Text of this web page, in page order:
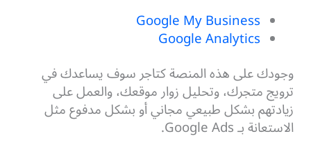
Google My Business
Google Analytics
وجودك على هذه المنصة كتاجر سوف يساعدك في
ترويج متجرك، وتحليل زوار موقعك، والعمل على
زيادتهم بشكل طبيعي مجاني أو بشكل مدفوع مثل
الاستعانة بـ Google Ads.